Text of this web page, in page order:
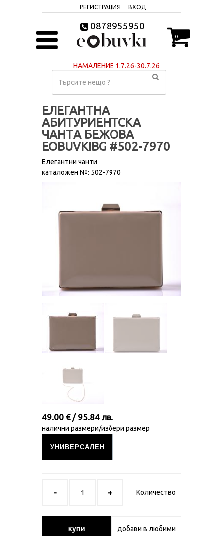
РЕГИСТРАЦИЯ ВХОД
0878955950
0
НАМАЛЕНИЕ 1.7.26-30.7.26
ЕЛЕГАНТНА
АБИТУРИЕНТСКА
ЧАНТA БЕЖОВА
EOBUVKIBG #502-7970
Елегантни чанти
каталожен №: 502-7970
49.00 € / 95.84 лв.
налични размери/избери размер
УНИВЕРСАЛЕН
Количество
купи добави в любими